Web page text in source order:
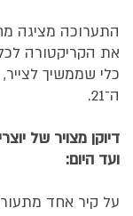
התערוכה מציגה
את הקריקטורה
כלי שממשיך
ה־21.
דיוקן מצויר של
ועד היום:
על קיר אחד